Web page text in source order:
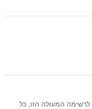
המעולה הזו, כל